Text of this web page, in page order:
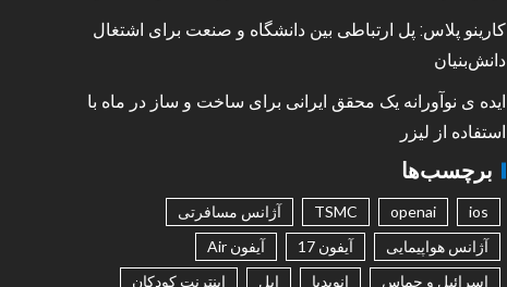
کارینو پلاس: پل ارتباطی بین دانشگاه و صنعت برای اشتغال
دانش‌بنیان
ایده ی نوآورانه یک محقق ایرانی برای ساخت و ساز در ماه با
استفاده از لیزر
برچسب‌ها
ios
openai
TSMC
آژانس مسافرتی
آژانس هواپیمایی
آیفون 17
آیفون Air
اسرائیل و حماس
انویدیا اپل
اینترنت کودکان